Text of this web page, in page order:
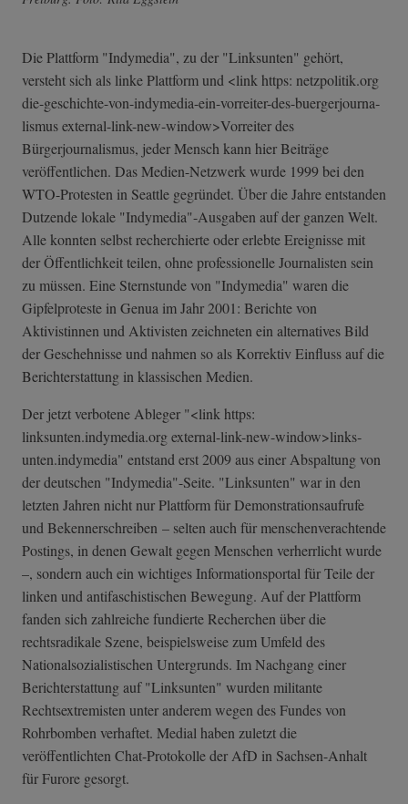
Die Plattform "Indymedia", zu der "Linksunten" gehört,
versteht sich als linke Plattform und <link https: netzpolitik.org
die-geschichte-­von-indymedia-e­in-vorreiter-de­s-buergerjourna­
lismus external-link-n­ew-window>Vorre­iter des
Bürgerjournalismus, jeder Mensch kann hier Beiträge
veröffentlichen. Das Medien-Netzwerk wurde 1999 bei den
WTO-Protesten in Seattle gegründet. Über die Jahre entstanden
Dutzende lokale "Indymedia"-Ausgaben auf der ganzen Welt.
Alle konnten selbst recherchierte oder erlebte Ereignisse mit
der Öffentlichkeit teilen, ohne professionelle Journalisten sein
zu müssen. Eine Sternstunde von "Indymedia" waren die
Gipfelproteste in Genua im Jahr 2001: Berichte von
Aktivistinnen und Aktivisten zeichneten ein alternatives Bild
der Geschehnisse und nahmen so als Korrektiv Einfluss auf die
Berichterstattung in klassischen Medien.
Der jetzt verbotene Ableger "<link https:
linksunten.indymedia.org external-link-n­ew-window>links­
unten.indymedia­" entstand erst 2009 aus einer Abspaltung von
der deutschen "Indymedia"-Seite. "Linksunten" war in den
letzten Jahren nicht nur Plattform für Demonstrationsaufrufe
und Bekennerschreiben – selten auch für menschenverachtende
Postings, in denen Gewalt gegen Menschen verherrlicht wurde
–, sondern auch ein wichtiges Informationsportal für Teile der
linken und antifaschistischen Bewegung. Auf der Plattform
fanden sich zahlreiche fundierte Recherchen über die
rechtsradikale Szene, beispielsweise zum Umfeld des
Nationalsozialistischen Untergrunds. Im Nachgang einer
Berichterstattung auf "Linksunten" wurden militante
Rechtsextremisten unter anderem wegen des Fundes von
Rohrbomben verhaftet. Medial haben zuletzt die
veröffentlichten Chat-Protokolle der AfD in Sachsen-Anhalt
für Furore gesorgt.